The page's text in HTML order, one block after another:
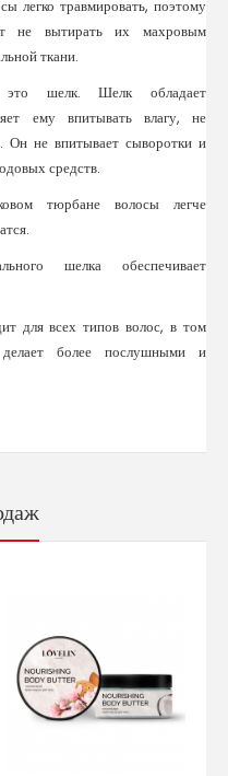
легко травмировать, поэтому
не вытирать их махровым
ткани.
шелк. Шелк обладает
ему впитывать влагу, не
Он не впитывает сыворотки и
средств.
тюрбане волосы легче
шелка обеспечивает
для всех типов волос, в том
более послушными и